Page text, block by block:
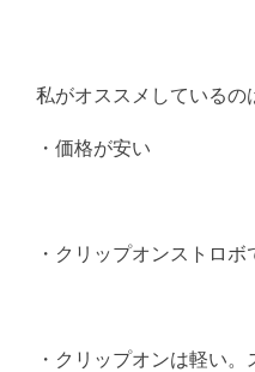
私がオススメしているの
・価格が安い
・クリップオンストロボ
・クリップオンは軽い